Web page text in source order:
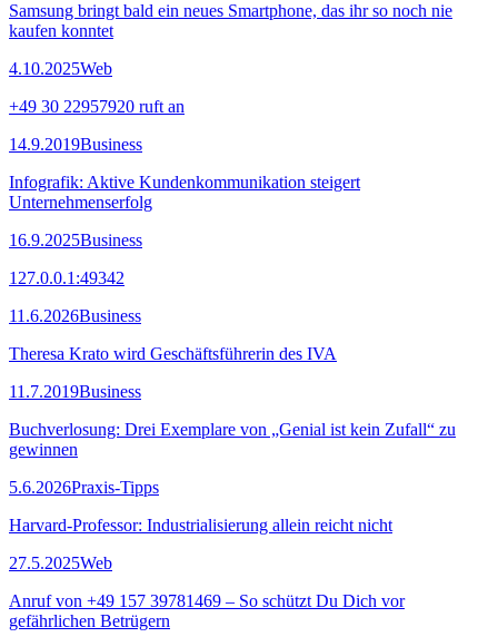
Samsung bringt bald ein neues Smartphone, das ihr so noch nie
kaufen konntet
4.10.2025Web
+49 30 22957920 ruft an
14.9.2019Business
Infografik: Aktive Kundenkommunikation steigert
Unternehmenserfolg
16.9.2025Business
127.0.0.1:49342
11.6.2026Business
Theresa Krato wird Geschäftsführerin des IVA
11.7.2019Business
Buchverlosung: Drei Exemplare von „Genial ist kein Zufall“ zu
gewinnen
5.6.2026Praxis-Tipps
Harvard-Professor: Industrialisierung allein reicht nicht
27.5.2025Web
Anruf von +49 157 39781469 – So schützt Du Dich vor
gefährlichen Betrügern